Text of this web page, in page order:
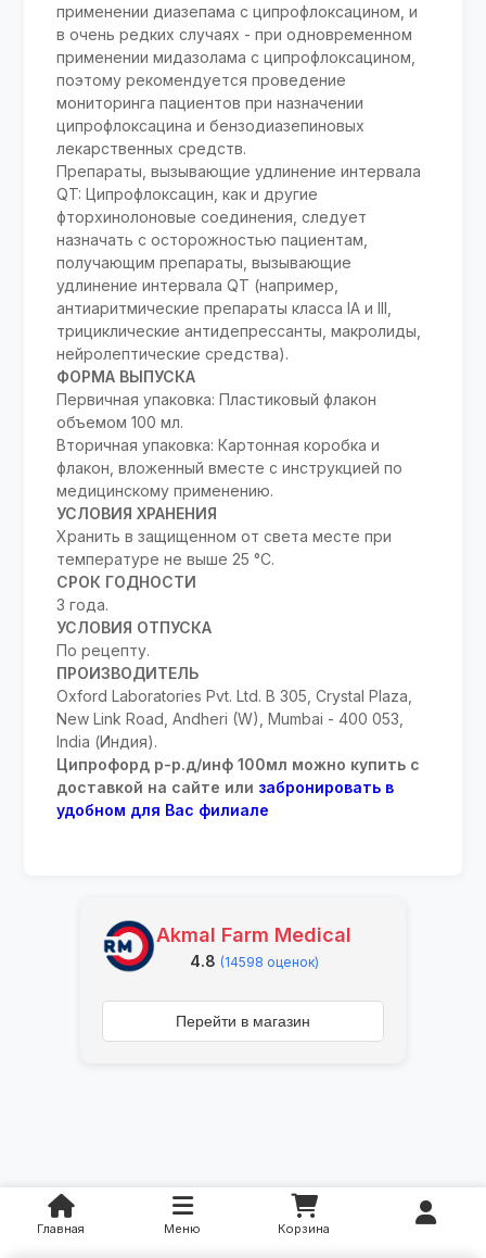
применении диазепама с ципрофлоксацином, и
в очень редких случаях - при одновременном
применении мидазолама с ципрофлоксацином,
поэтому рекомендуется проведение
мониторинга пациентов при назначении
ципрофлоксацина и бензодиазепиновых
лекарственных средств.
Препараты, вызывающие удлинение интервала
QT: Ципрофлоксацин, как и другие
фторхинолоновые соединения, следует
назначать с осторожностью пациентам,
получающим препараты, вызывающие
удлинение интервала QT (например,
антиаритмические препараты класса IA и III,
трициклические антидепрессанты, макролиды,
нейролептические средства).
ФОРМА ВЫПУСКА
Первичная упаковка: Пластиковый флакон
объемом 100 мл.
Вторичная упаковка: Картонная коробка и
флакон, вложенный вместе с инструкцией по
медицинскому применению.
УСЛОВИЯ ХРАНЕНИЯ
Хранить в защищенном от света месте при
температуре не выше 25 °С.
СРОК ГОДНОСТИ
3 года.
УСЛОВИЯ ОТПУСКА
По рецепту.
ПРОИЗВОДИТЕЛЬ
Oxford Laboratories Pvt. Ltd. B 305, Crystal Plaza,
New Link Road, Andheri (W), Mumbai - 400 053,
India (Индия).
Ципрофорд р-р.д/инф 100мл можно купить с
доставкой на сайте или забронировать в
удобном для Вас филиале
Akmal Farm Medical
4.8 (14598 оценок)
Перейти в магазин
Главная Меню Корзина